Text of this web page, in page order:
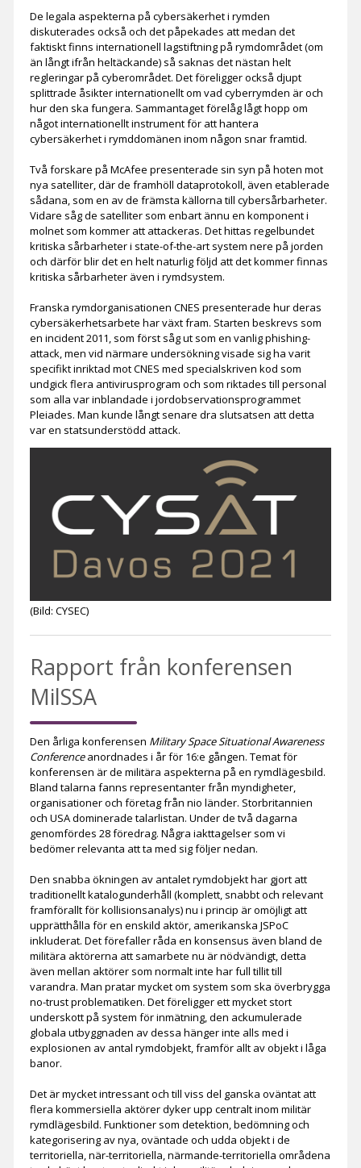
De legala aspekterna på cybersäkerhet i rymden
diskuterades också och det påpekades att medan det
faktiskt finns internationell lagstiftning på rymdområdet (om
än långt ifrån heltäckande) så saknas det nästan helt
regleringar på cyberområdet. Det föreligger också djupt
splittrade åsikter internationellt om vad cyberrymden är och
hur den ska fungera. Sammantaget förelåg lågt hopp om
något internationellt instrument för att hantera
cybersäkerhet i rymddomänen inom någon snar framtid.
Två forskare på McAfee presenterade sin syn på hoten mot
nya satelliter, där de framhöll dataprotokoll, även etablerade
sådana, som en av de främsta källorna till cybersårbarheter.
Vidare såg de satelliter som enbart ännu en komponent i
molnet som kommer att attackeras. Det hittas regelbundet
kritiska sårbarheter i state-of-the-art system nere på jorden
och därför blir det en helt naturlig följd att det kommer finnas
kritiska sårbarheter även i rymdsystem.
Franska rymdorganisationen CNES presenterade hur deras
cybersäkerhetsarbete har växt fram. Starten beskrevs som
en incident 2011, som först såg ut som en vanlig phishing-
attack, men vid närmare undersökning visade sig ha varit
specifikt inriktad mot CNES med specialskriven kod som
undgick flera antivirusprogram och som riktades till personal
som alla var inblandade i jordobservationsprogrammet
Pleiades. Man kunde långt senare dra slutsatsen att detta
var en statsunderstödd attack.
(Bild: CYSEC)
Rapport från konferensen
MilSSA
Den årliga konferensen Military Space Situational Awareness
Conferenceanordnades i år för 16:e gången. Temat för
konferensen är de militära aspekterna på en rymdlägesbild.
Bland talarna fanns representanter från myndigheter,
organisationer och företag från nio länder. Storbritannien
och USA dominerade talarlistan. Under de två dagarna
genomfördes 28 föredrag. Några iakttagelser som vi
bedömer relevanta att ta med sig följer nedan.
Den snabba ökningen av antalet rymdobjekt har gjort att
traditionellt katalogunderhåll (komplett, snabbt och relevant
framförallt för kollisionsanalys) nu i princip är omöjligt att
upprätthålla för en enskild aktör, amerikanska JSPoC
inkluderat. Det förefaller råda en konsensus även bland de
militära aktörerna att samarbete nu är nödvändigt, detta
även mellan aktörer som normalt inte har full tillit till
varandra. Man pratar mycket om system som ska överbrygga
no-trust problematiken. Det föreligger ett mycket stort
underskott på system för inmätning, den ackumulerade
globala utbyggnaden av dessa hänger inte alls med i
explosionen av antal rymdobjekt, framför allt av objekt i låga
banor.
Det är mycket intressant och till viss del ganska oväntat att
flera kommersiella aktörer dyker upp centralt inom militär
rymdlägesbild. Funktioner som detektion, bedömning och
kategorisering av nya, oväntade och udda objekt i de
territoriella, när-territoriella, närmande-territoriella områdena